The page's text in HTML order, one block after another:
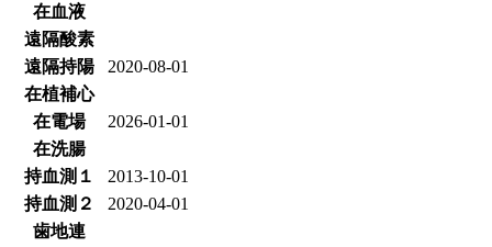
在血液
遠隔酸素
遠隔持陽
2020-08-01
在植補心
在電場
2026-01-01
在洗腸
持血測１
2013-10-01
持血測２
2020-04-01
歯地連